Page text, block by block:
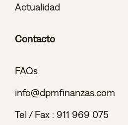
Actualidad
Contacto
FAQs
info@dpmfinanzas.com
Tel / Fax : 911 969 075